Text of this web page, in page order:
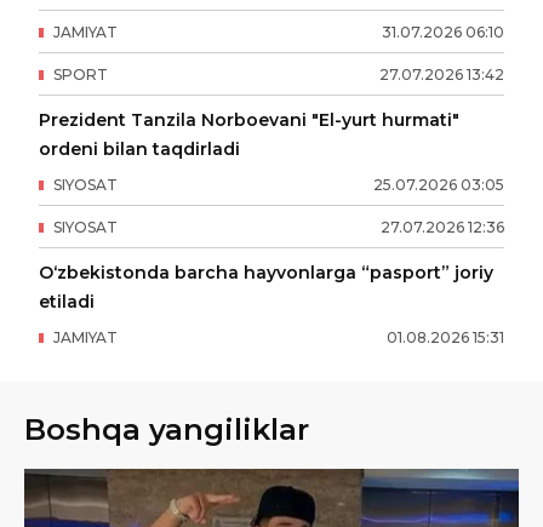
31.07.2026 06:10
JAMIYAT
27.07.2026 13:42
SPORT
Prezident Tanzila Norboevani "El-yurt hurmati"
ordeni bilan taqdirladi
25.07.2026 03:05
SIYOSAT
27.07.2026 12:36
SIYOSAT
O‘zbekistonda barcha hayvonlarga “pasport” joriy
etiladi
01.08.2026 15:31
JAMIYAT
Boshqa yangiliklar